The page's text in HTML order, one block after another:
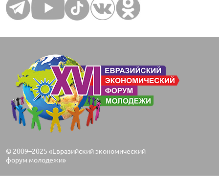
© 2009–2025 «Евразийский экономический
форум молодежи»